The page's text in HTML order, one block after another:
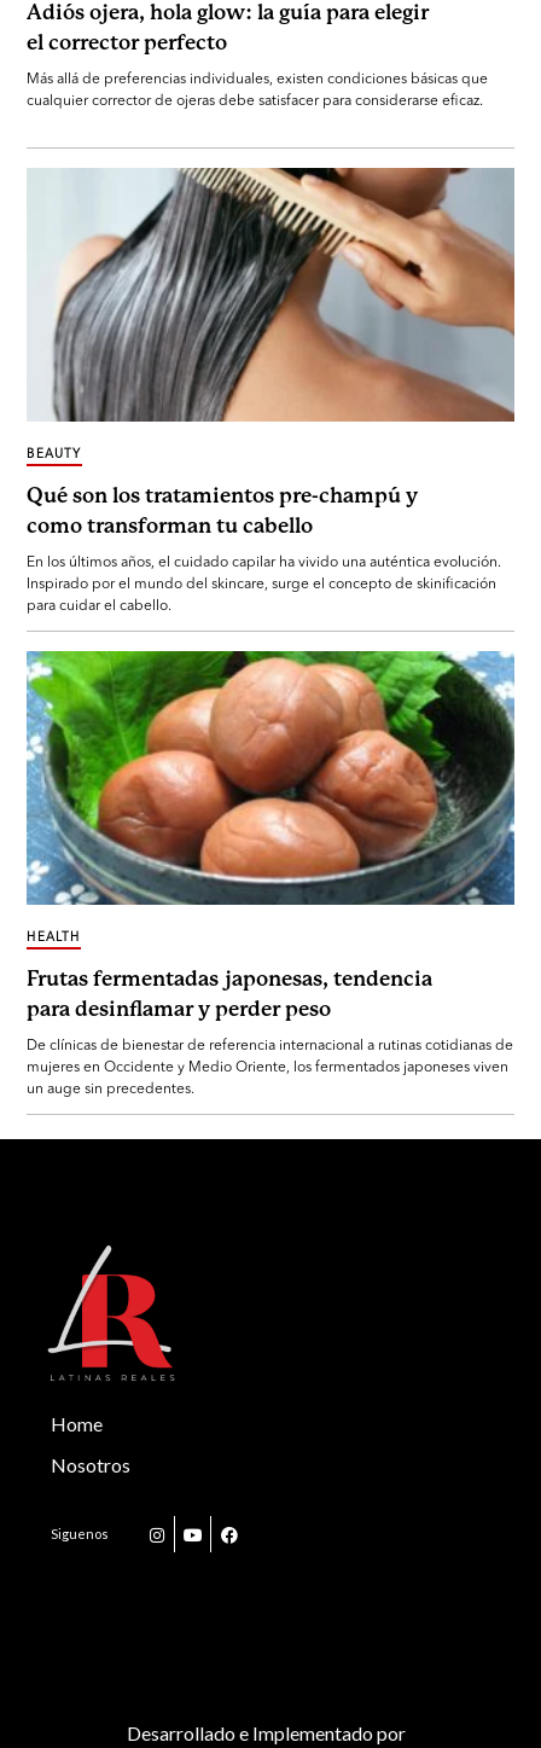
Adiós ojera, hola glow: la guía para elegir
el corrector perfecto
Más allá de preferencias individuales, existen condiciones básicas que
cualquier corrector de ojeras debe satisfacer para considerarse eficaz.
Qué son los tratamientos pre-champú y
como transforman tu cabello
BEAUTY
En los últimos años, el cuidado capilar ha vivido una auténtica evolución.
Inspirado por el mundo del skincare, surge el concepto de skinificación
para cuidar el cabello.
Frutas fermentadas japonesas, tendencia
para desinflamar y perder peso
HEALTH
De clínicas de bienestar de referencia internacional a rutinas cotidianas de
mujeres en Occidente y Medio Oriente, los fermentados japoneses viven
un auge sin precedentes.
Home
Nosotros
Desarrollado e Implementado por